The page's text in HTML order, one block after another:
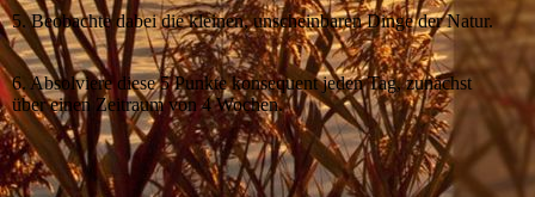
5. Beobachte dabei die kleinen, unscheinbaren Dinge der Natur.
6. Absolviere diese 5 Punkte konsequent jeden Tag, zunächst
über einen Zeitraum von 4 Wochen.